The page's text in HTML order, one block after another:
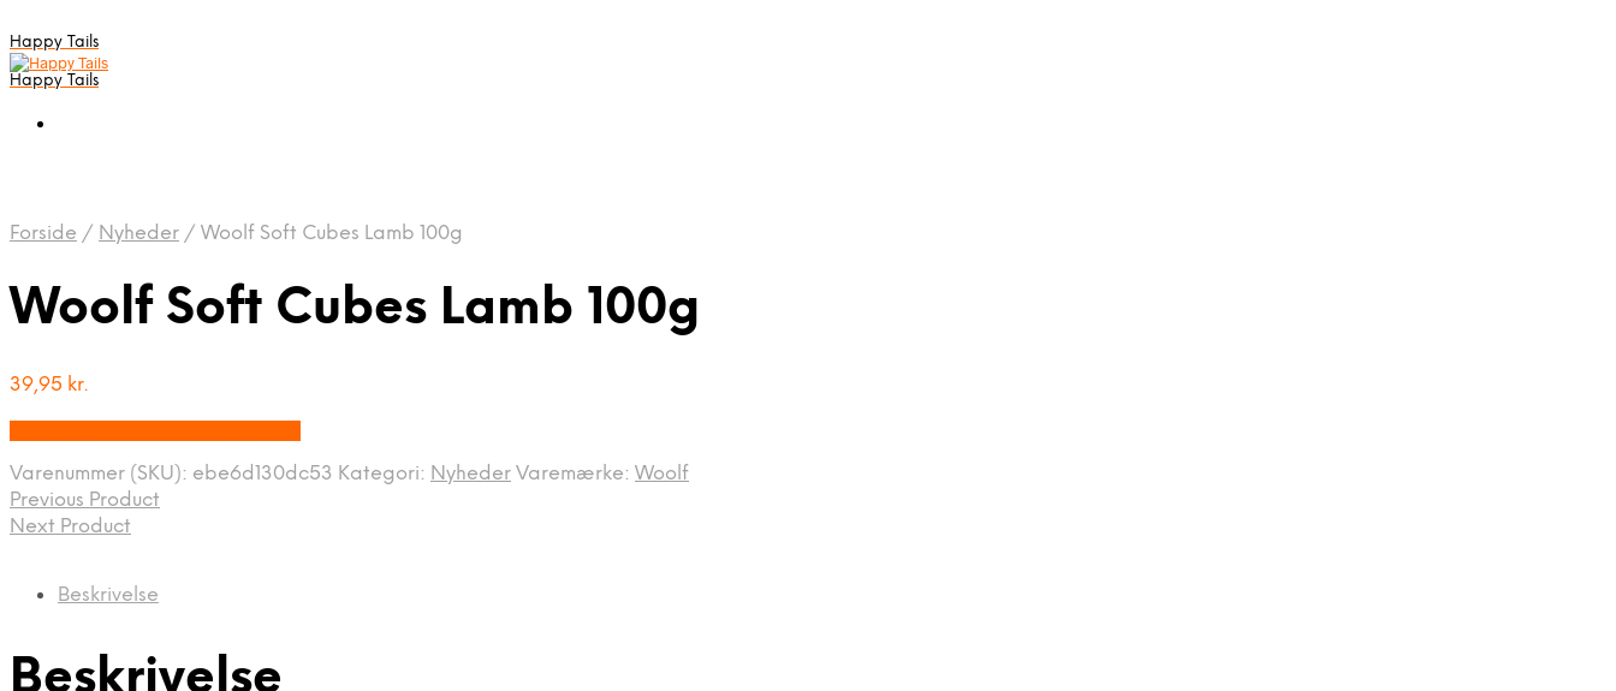
Happy Tails
Happy Tails
Forside / Nyheder / Woolf Soft Cubes Lamb 100g
Woolf Soft Cubes Lamb 100g
39,95 kr.
Varenummer (SKU): ebe6d130dc53 Kategori: Nyheder Varemærke: Woolf
Previous Product
Next Product
Beskrivelse
Beskrivelse